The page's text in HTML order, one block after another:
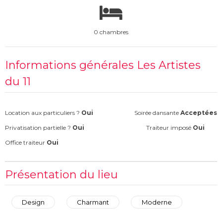
0 chambres
Informations générales Les Artistes
du 11
Location aux particuliers ? Oui Soirée dansante Acceptées
Privatisation partielle ? Oui Traiteur imposé Oui
Office traiteur Oui
Présentation du lieu
Design Charmant Moderne